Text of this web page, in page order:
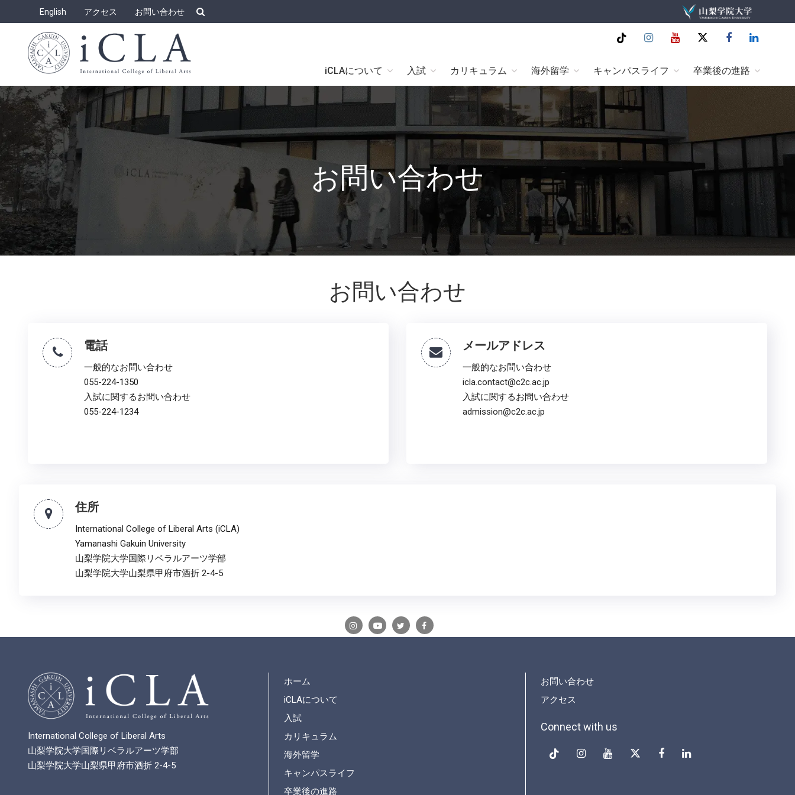
to
English アクセス お問い合わせ
iCLAについて 入試 カリキュラム 海外留学 キャンパスライフ 卒業後の進路
お問い合わせ
お問い合わせ
電話
一般的なお問い合わせ
055-224-1350
入試に関するお問い合わせ
055-224-1234
メールアドレス
一般的なお問い合わせ
icla.contact@c2c.ac.jp
入試に関するお問い合わせ
admission@c2c.ac.jp
住所
International College of Liberal Arts (iCLA)
Yamanashi Gakuin University
山梨学院大学国際リベラルアーツ学部
山梨学院大学山梨県甲府市酒折 2-4-5
International College of Liberal Arts
山梨学院大学国際リベラルアーツ学部
山梨学院大学山梨県甲府市酒折 2-4-5
ホーム
iCLAについて
入試
カリキュラム
海外留学
キャンパスライフ
卒業後の進路
お問い合わせ
アクセス
Connect with us